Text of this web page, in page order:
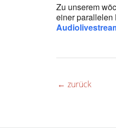
Zu unserem
einer parallelen
← zurück